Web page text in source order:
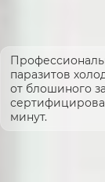
паразитов
от блошиного
минут.